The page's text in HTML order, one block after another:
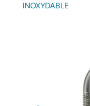
INOXYDABLE